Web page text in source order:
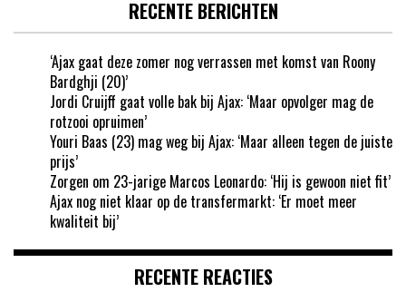
RECENTE BERICHTEN
‘Ajax gaat deze zomer nog verrassen met komst van Roony
Bardghji (20)’
Jordi Cruijff gaat volle bak bij Ajax: ‘Maar opvolger mag de
rotzooi opruimen’
Youri Baas (23) mag weg bij Ajax: ‘Maar alleen tegen de juiste
prijs’
Zorgen om 23-jarige Marcos Leonardo: ‘Hij is gewoon niet fit’
Ajax nog niet klaar op de transfermarkt: ‘Er moet meer
kwaliteit bij’
RECENTE REACTIES